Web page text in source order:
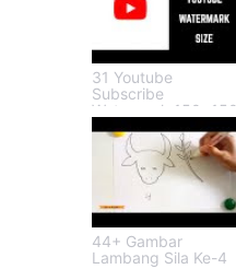
31 Youtube
Subscribe
Watermark 150x150
44+ Gambar
Lambang Sila Ke-4